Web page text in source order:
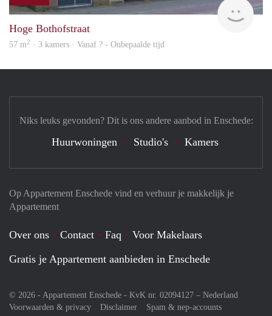
Hoge Bothofstraat
57 m2 · 3 kamers · Vanaf ? - Onbepaalde tijd
Op Appartement Enschede vind en verhuur je makkelijk je
Appartement
Over ons Contact Faq
Voor Makelaars
Gratis je Appartement aanbieden in Enschede
© 2026 - Appartement Enschede - KvK nr. 02094127 – Nederland
Voorwaarden & privacy
Disclaimer
Spam & nep-accounts
Niks leuks gevonden? Dit is ons andere aanbod in Enschede:
Huurwoningen Studio's Kamers